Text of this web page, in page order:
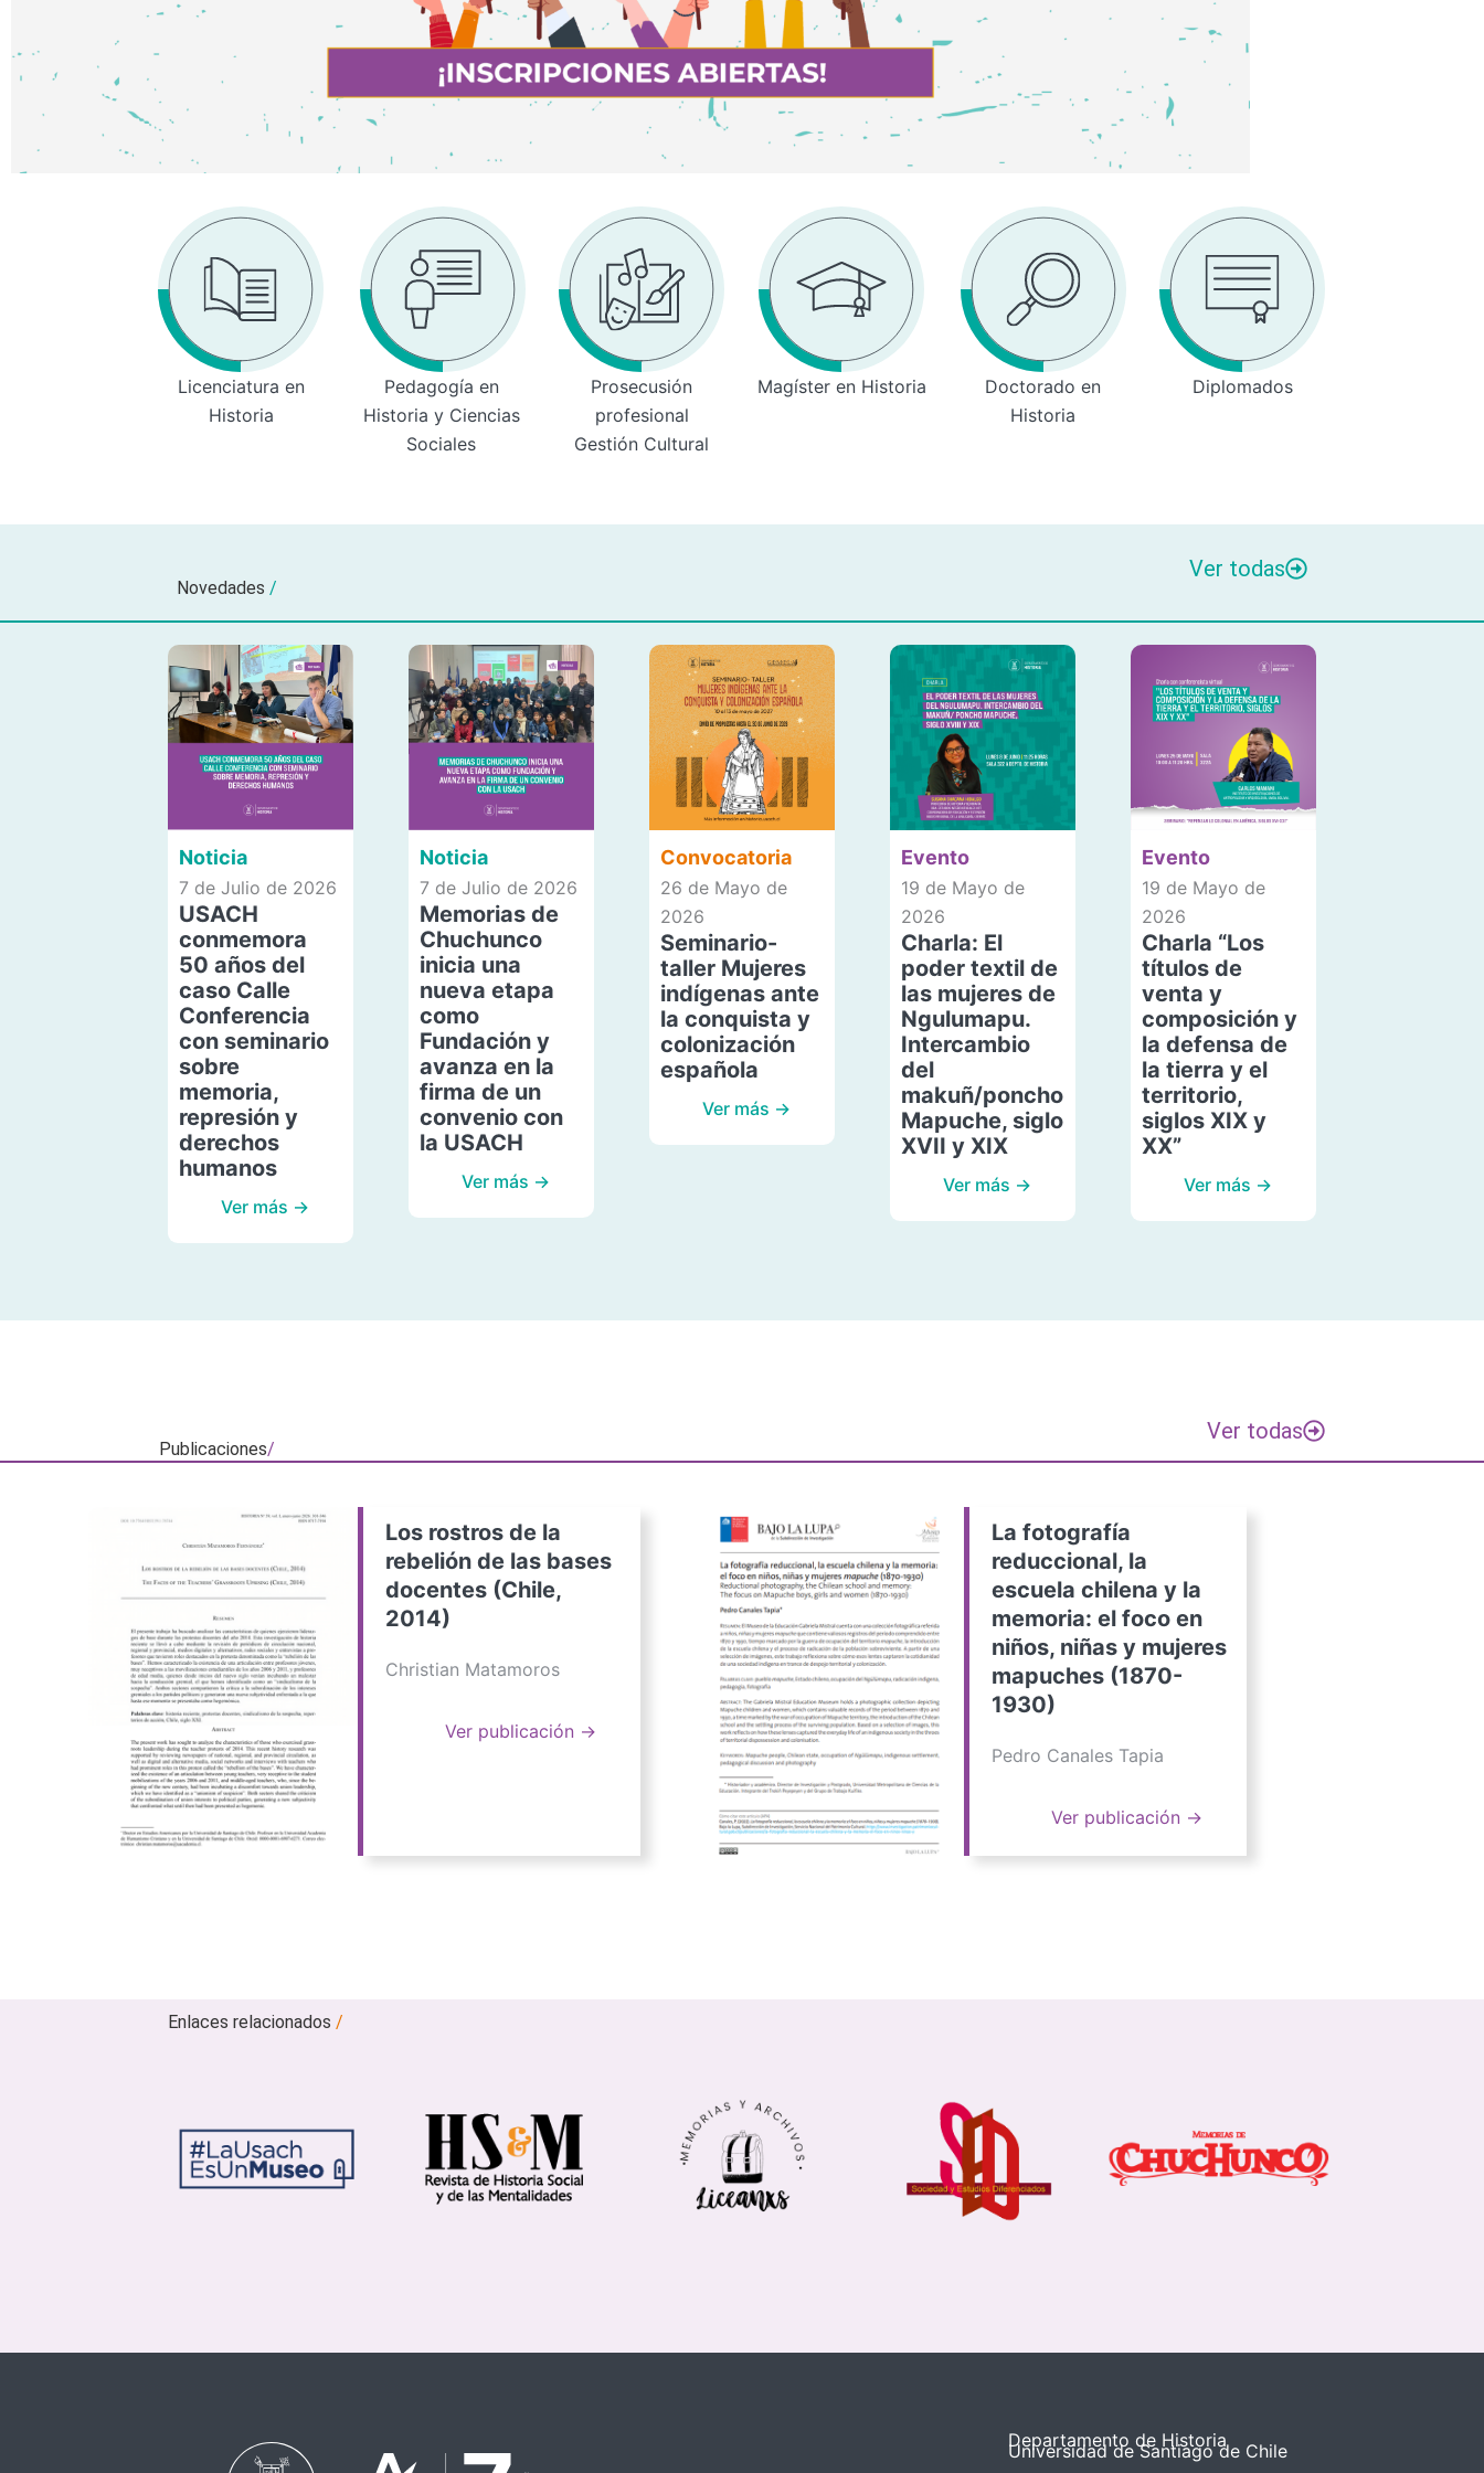
Licenciatura en
Historia
Pedagogía en
Historia y Ciencias
Sociales
Prosecusión
profesional
Gestión Cultural
Magíster en Historia
Doctorado en
Historia
Diplomados
Novedades /
Ver todas
Noticia
7 de Julio de 2026
USACH
conmemora
50 años del
caso Calle
Conferencia
con seminario
sobre
memoria,
represión y
derechos
humanos
Ver más →
Noticia
7 de Julio de 2026
Memorias de
Chuchunco
inicia una
nueva etapa
como
Fundación y
avanza en la
firma de un
convenio con
la USACH
Ver más →
Convocatoria
26 de Mayo de
2026
Seminario-
taller Mujeres
indígenas ante
la conquista y
colonización
española
Ver más →
Evento
19 de Mayo de
2026
Charla: El
poder textil de
las mujeres de
Ngulumapu.
Intercambio
del
makuñ/poncho
Mapuche, siglo
XVII y XIX
Ver más →
Evento
19 de Mayo de
2026
Charla “Los
títulos de
venta y
composición y
la defensa de
la tierra y el
territorio,
siglos XIX y
XX”
Ver más →
Publicaciones/
Ver todas
Los rostros de la
rebelión de las bases
docentes (Chile,
2014)
Christian Matamoros
Ver publicación →
La fotografía
reduccional, la
escuela chilena y la
memoria: el foco en
niños, niñas y mujeres
mapuches (1870-
1930)
Pedro Canales Tapia
Ver publicación →
Enlaces relacionados/
Departamento de Historia
Universidad de Santiago de Chile